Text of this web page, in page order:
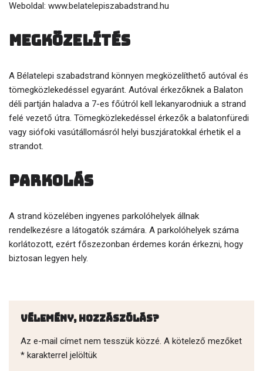
Weboldal: www.belatelepiszabadstrand.hu
Megközelítés
A Bélatelepi szabadstrand könnyen megközelíthető autóval és
tömegközlekedéssel egyaránt. Autóval érkezőknek a Balaton
déli partján haladva a 7-es főútról kell lekanyarodniuk a strand
felé vezető útra. Tömegközlekedéssel érkezők a balatonfüredi
vagy siófoki vasútállomásról helyi buszjáratokkal érhetik el a
strandot.
Parkolás
A strand közelében ingyenes parkolóhelyek állnak
rendelkezésre a látogatók számára. A parkolóhelyek száma
korlátozott, ezért főszezonban érdemes korán érkezni, hogy
biztosan legyen hely.
Vélemény, hozzászólás?
Az e-mail címet nem tesszük közzé. A kötelező mezőket
* karakterrel jelöltük